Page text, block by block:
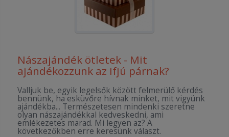
Nászajándék ötletek - Mit
ajándékozzunk az ifjú párnak?
Valljuk be, egyik legelsők között felmerülő kérdés
bennünk, ha esküvőre hívnak minket, mit vigyünk
ajándékba... Természetesen mindenki szeretne
olyan nászajándékkal kedveskedni, ami
emlékezetes marad. Mi legyen az? A
következőkben erre keresünk választ.